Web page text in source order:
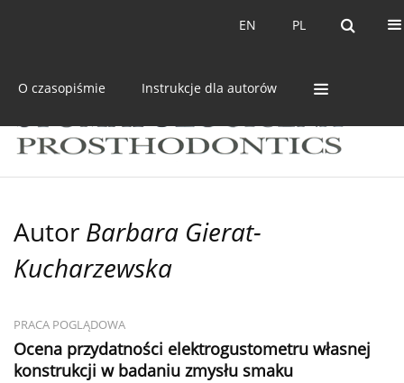
PL
EN PL
EN
O czasopiśmie Instrukcje dla autorów
Autor Barbara Gierat-
Kucharzewska
PRACA POGLĄDOWA
Ocena przydatności elektrogustometru własnej
konstrukcji w badaniu zmysłu smaku